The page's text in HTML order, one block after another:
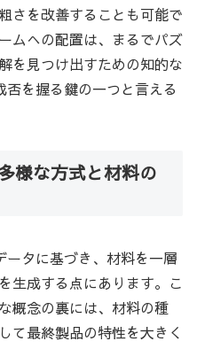
さを改善することも可能で
ムへの配置は、まるでパズ
を見つけ出すための知的な
を握る鍵の一つと言える
様な方式と材料の
タに基づき、材料を一層
生成する点にあります。こ
概念の裏には、材料の種
て最終製品の特性を大きく